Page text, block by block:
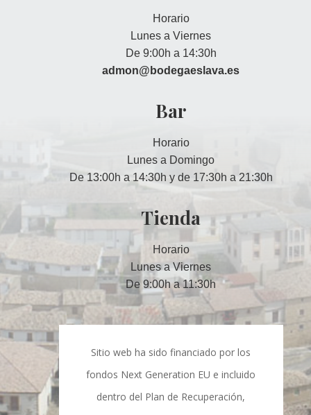
Horario
Lunes a Viernes
De 9:00h a 14:30h
admon@bodegaeslava.es
Bar
Horario
Lunes a Domingo
De 13:00h a 14:30h y de 17:30h a 21:30h
Tienda
Horario
Lunes a Viernes
De 9:00h a 11:30h
Sitio web ha sido financiado por los
fondos Next Generation EU e incluido
dentro del Plan de Recuperación,